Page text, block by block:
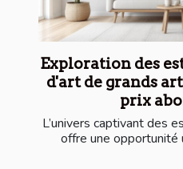
Exploration des
d'art de grands
prix
L’univers captivant des
offre une opportunité